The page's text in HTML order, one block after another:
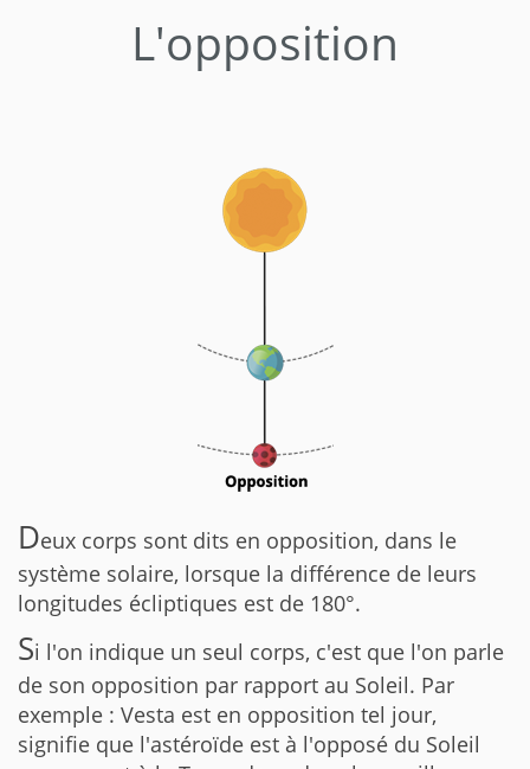
L'opposition
Deux corps sont dits en opposition, dans le
système solaire, lorsque la différence de leurs
longitudes écliptiques est de 180°.
Si l'on indique un seul corps, c'est que l'on parle
de son opposition par rapport au Soleil. Par
exemple : Vesta est en opposition tel jour,
signifie que l'astéroïde est à l'opposé du Soleil